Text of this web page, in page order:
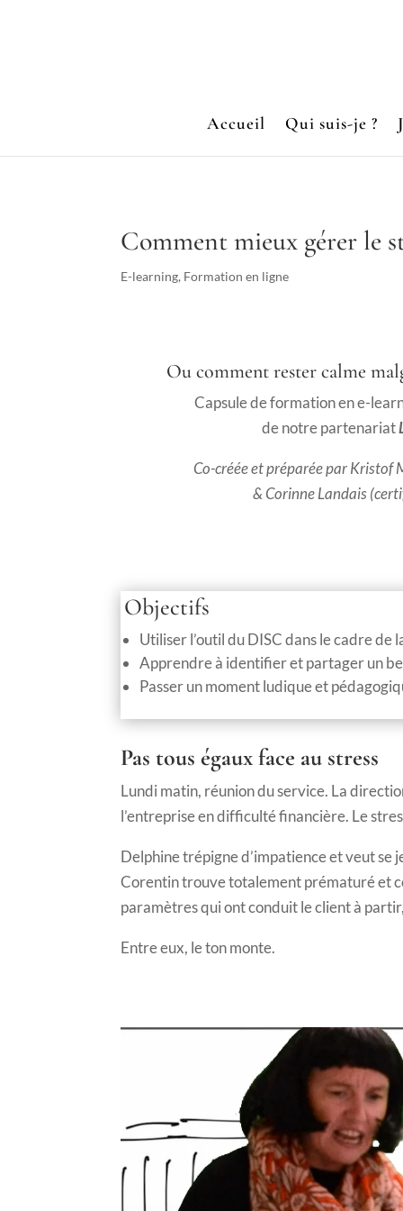
Accueil Qui suis-je ?
Comment mieux gérer le
E-learning, Formation en ligne
Ou comment rester calme
Capsule de formation en e-
de notre partenariat
Co-créée et préparée par Kristof
& Corinne Landais
Objectifs
Utiliser l’outil du DISC dans le cadre de
Apprendre à identifier et partager un
Passer un moment ludique et
Pas tous égaux face au stress
Lundi matin, réunion du service. La
l’entreprise en difficulté financière. Le
Delphine trépigne d’impatience et veut se
Corentin trouve totalement prématuré et
paramètres qui ont conduit le client à
Entre eux, le ton monte.